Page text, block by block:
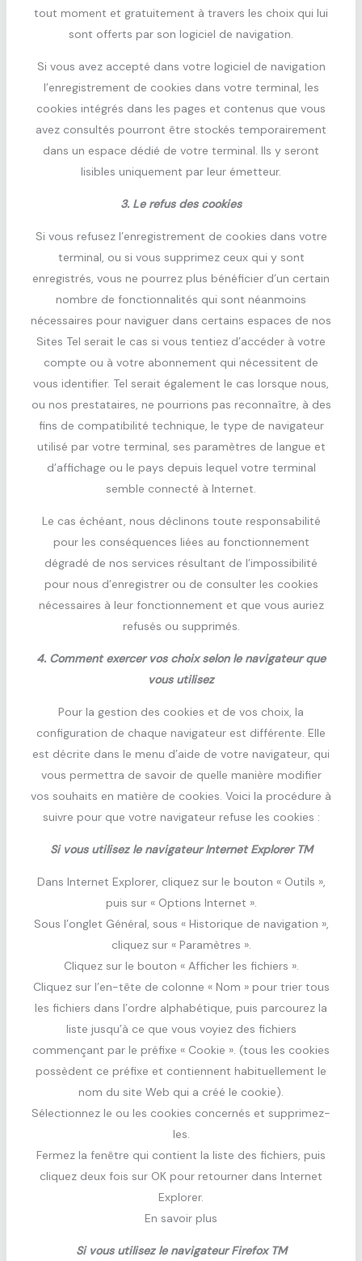
tout moment et gratuitement à travers les choix qui lui
sont offerts par son logiciel de navigation.
Si vous avez accepté dans votre logiciel de navigation
l’enregistrement de cookies dans votre terminal, les
cookies intégrés dans les pages et contenus que vous
avez consultés pourront être stockés temporairement
dans un espace dédié de votre terminal. Ils y seront
lisibles uniquement par leur émetteur.
3. Le refus des cookies
Si vous refusez l’enregistrement de cookies dans votre
terminal, ou si vous supprimez ceux qui y sont
enregistrés, vous ne pourrez plus bénéficier d’un certain
nombre de fonctionnalités qui sont néanmoins
nécessaires pour naviguer dans certains espaces de nos
Sites Tel serait le cas si vous tentiez d’accéder à votre
compte ou à votre abonnement qui nécessitent de
vous identifier. Tel serait également le cas lorsque nous,
ou nos prestataires, ne pourrions pas reconnaître, à des
fins de compatibilité technique, le type de navigateur
utilisé par votre terminal, ses paramètres de langue et
d’affichage ou le pays depuis lequel votre terminal
semble connecté à Internet.
Le cas échéant, nous déclinons toute responsabilité
pour les conséquences liées au fonctionnement
dégradé de nos services résultant de l’impossibilité
pour nous d’enregistrer ou de consulter les cookies
nécessaires à leur fonctionnement et que vous auriez
refusés ou supprimés.
4. Comment exercer vos choix selon le navigateur que
vous utilisez
Pour la gestion des cookies et de vos choix, la
configuration de chaque navigateur est différente. Elle
est décrite dans le menu d’aide de votre navigateur, qui
vous permettra de savoir de quelle manière modifier
vos souhaits en matière de cookies. Voici la procédure à
suivre pour que votre navigateur refuse les cookies :
Si vous utilisez le navigateur Internet Explorer TM
Dans Internet Explorer, cliquez sur le bouton « Outils »,
puis sur « Options Internet ».
Sous l’onglet Général, sous « Historique de navigation »,
cliquez sur « Paramètres ».
Cliquez sur le bouton « Afficher les fichiers ».
Cliquez sur l’en-tête de colonne « Nom » pour trier tous
les fichiers dans l’ordre alphabétique, puis parcourez la
liste jusqu’à ce que vous voyiez des fichiers
commençant par le préfixe « Cookie ». (tous les cookies
possèdent ce préfixe et contiennent habituellement le
nom du site Web qui a créé le cookie).
Sélectionnez le ou les cookies concernés et supprimez-
les.
Fermez la fenêtre qui contient la liste des fichiers, puis
cliquez deux fois sur OK pour retourner dans Internet
Explorer.
En savoir plus
Si vous utilisez le navigateur Firefox TM